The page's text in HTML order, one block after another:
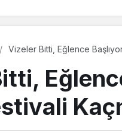
Vizeler Bitti, Eğlence